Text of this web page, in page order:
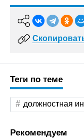
Теги по теме
должностная
Рекомендуем